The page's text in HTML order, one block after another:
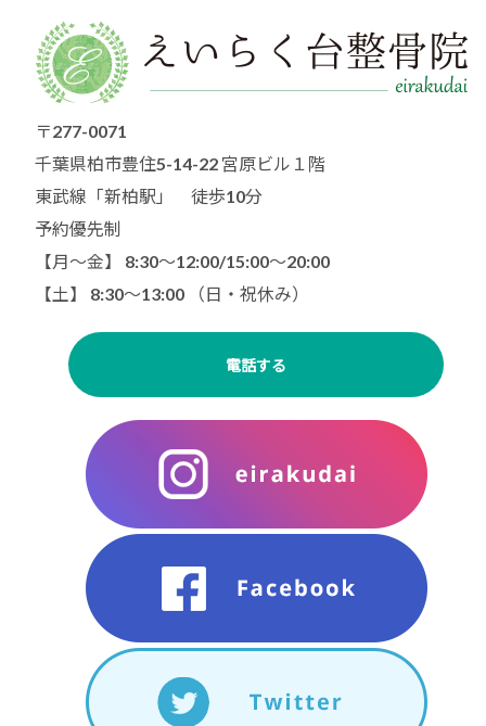
〒277-0071
千葉県柏市豊住5-14-22 宮原ビル１階
東武線「新柏駅」 徒歩10分
予約優先制
【月〜金】 8:30～12:00/15:00〜20:00
【土】 8:30〜13:00 （日・祝休み）
電話する